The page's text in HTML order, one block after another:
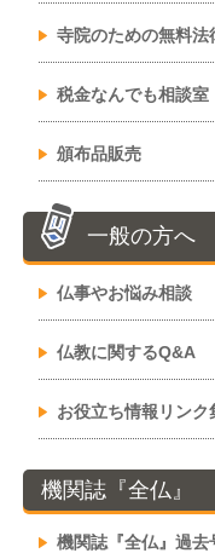
寺院のための無料法
税金なんでも相談室
頒布品販売
一般の方へ
仏事やお悩み相談
仏教に関するQ&A
お役立ち情報リンク
機関誌『全仏』
機関誌『全仏』過去